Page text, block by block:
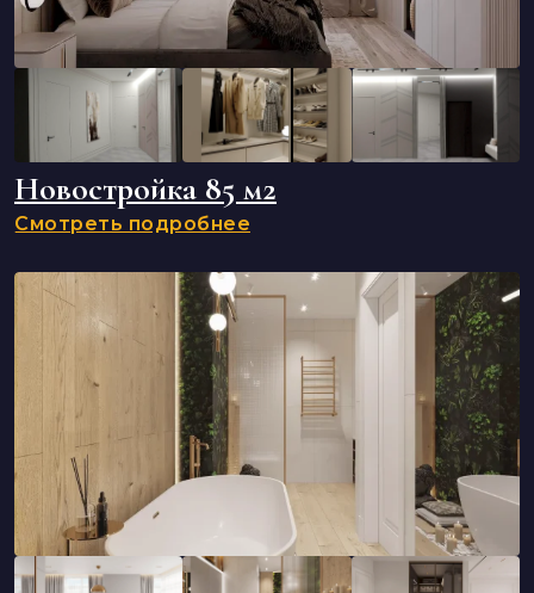
Новостройка 85 м2
Смотреть подробнее